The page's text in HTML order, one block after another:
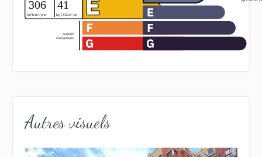
Autres visuels